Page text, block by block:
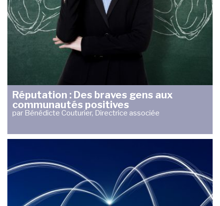
Réputation : Des braves gens aux
communautés positives
par Bénédicte Couturier, Directrice associée